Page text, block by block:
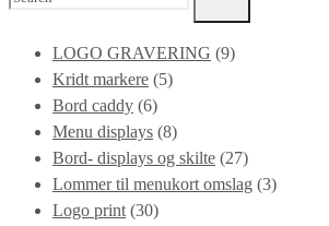
LOGO GRAVERING (9)
Kridt markere (5)
Bord caddy (6)
Menu displays (8)
Bord- displays og skilte (27)
Lommer til menukort omslag (3)
Logo print (30)